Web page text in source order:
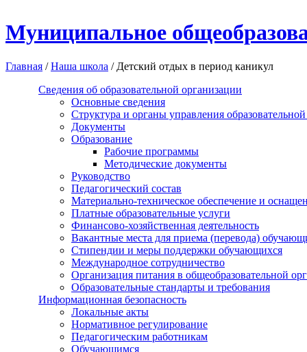
Муниципальное
Главная /Наша школа / Детский отдых в период каникул
Сведения об образовательной организации
Основные сведения
Структура и органы управления
Документы
Образование
Рабочие программы
Методические документы
Руководство
Педагогический состав
Материально-техническое обеспечение и
Платные образовательные услуги
Финансово-хозяйственная деятельность
Вакантные места для приема (перевода)
Стипендии и меры поддержки обучающихся
Международное сотрудничество
Организация питания в общеобразовательной
Образовательные стандарты и требования
Информационная безопасность
Локальные акты
Нормативное регулирование
Педагогическим работникам
Обучающимся